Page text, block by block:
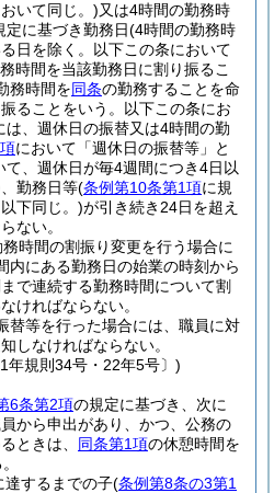
いて同じ。)又は4時間の勤務時
定に基づき勤務日(4時間の勤務時
日を除く。以下この条において
時間を当該勤務日に割り振るこ
務時間を同条の勤務することを命
ることをいう。以下この条にお
は、週休日の振替又は4時間の勤
において「週休日の振替等」と
て、週休日が毎4週間につき4日以
勤務日等(条例第10条第1項に規
下同じ。)が引き続き24日を超え
ない。
時間の割振り変更を行う場合に
内にある勤務日の始業の時刻から
で連続する勤務時間について割
ければならない。
替等を行った場合には、職員に対
しなければならない。
年規則34号・22年5号〕)
6条第2項の規定に基づき、次に
から申出があり、かつ、公務の
ときは、 同条第1項の休憩時間を
達するまでの子(条例第8条の3第1